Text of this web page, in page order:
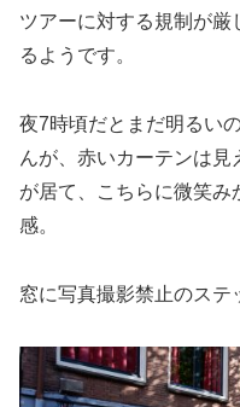
ツアーに対する規制が厳
るようです。
夜7時頃だとまだ明るい
んが、赤いカーテンは
が居て、こちらに微笑み
感。
窓に写真撮影禁止のステ